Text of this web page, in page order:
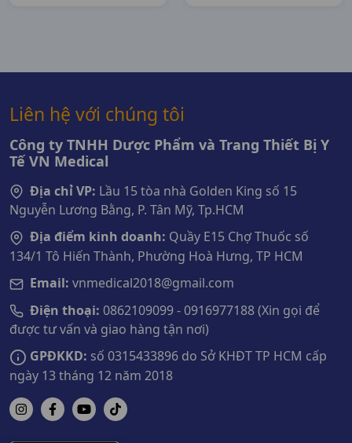
Liên hệ với chúng tôi
Công ty TNHH Dược Phẩm và Trang Thiết Bị Y
Tế VN Medical
Địa chỉ VP: Lầu 15 tòa nhà Golden King số 15
Nguyễn Lương Bằng, P. Tân Mỹ, Tp.HCM
Địa điểm kinh doanh: Quầy E15 Chợ Thuốc số
134/1 Tô Hiến Thành, Phường Hoà Hưng, TP HCM
Email: vnmedical2018@gmail.com
Điện thoại: 0862109099 - 0916977188 (Xin gọi để
được tư vấn và giao hàng tận nơi)
GPĐKKD: số 0315433896 do Sở KHĐT TP HCM cấp
ngày 13 tháng 12 năm 2018